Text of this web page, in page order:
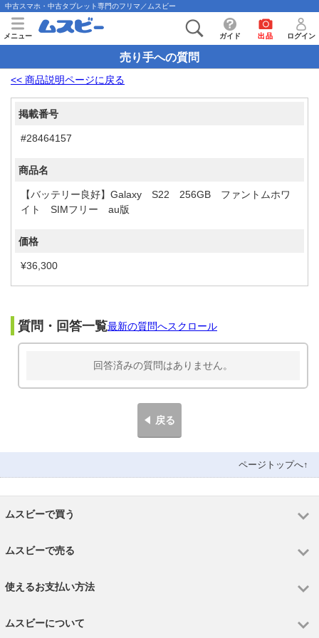
中古スマホ・中古タブレット専門のフリマ／ムスビー
メニュー ガイド 出品 ログイン
売り手への質問
<< 商品説明ページに戻る
掲載番号
#28464157
商品名
【バッテリー良好】Galaxy S22 256GB ファントムホワ
イト SIMフリー au版
価格
¥36,300
質問・回答一覧最新の質問へスクロール
回答済みの質問はありません。
戻る
ページトップへ↑
ムスビーで買う
ムスビーで売る
使えるお支払い方法
ムスビーについて